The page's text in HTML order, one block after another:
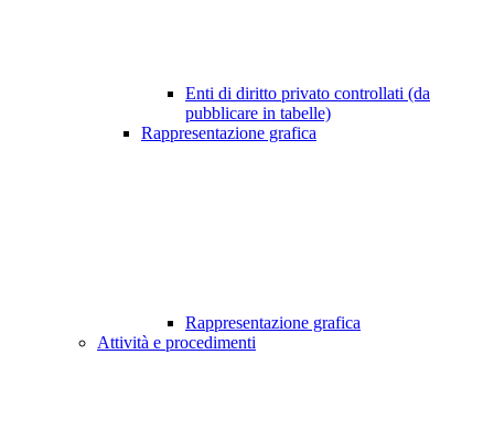
Enti di diritto privato controllati (da
pubblicare in tabelle)
Rappresentazione grafica
Rappresentazione grafica
Attività e procedimenti